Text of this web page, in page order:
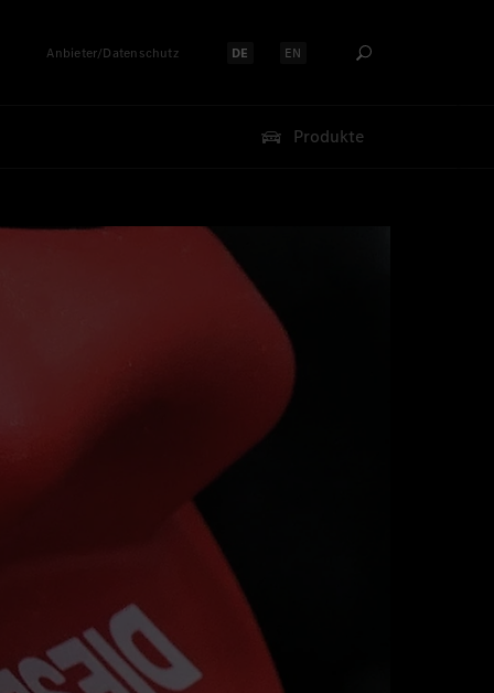
Anbieter/Datenschutz Sprache auswählen:
DE Sprache auswählen:
EN
Produkte